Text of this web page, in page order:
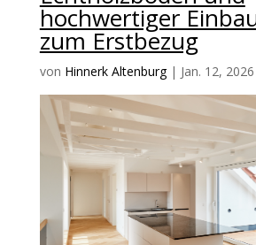
hochwertiger
zum Erstbezug
von Hinnerk Altenburg| Jan. 12, 2026